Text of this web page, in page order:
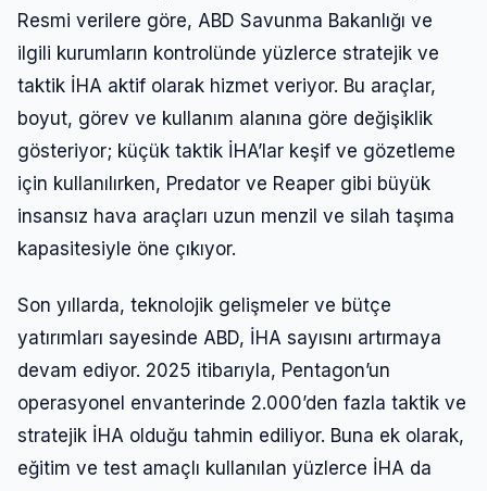
Resmi verilere göre, ABD Savunma Bakanlığı ve
ilgili kurumların kontrolünde yüzlerce stratejik ve
taktik İHA aktif olarak hizmet veriyor. Bu araçlar,
boyut, görev ve kullanım alanına göre değişiklik
gösteriyor; küçük taktik İHA’lar keşif ve gözetleme
için kullanılırken, Predator ve Reaper gibi büyük
insansız hava araçları uzun menzil ve silah taşıma
kapasitesiyle öne çıkıyor.
Son yıllarda, teknolojik gelişmeler ve bütçe
yatırımları sayesinde ABD, İHA sayısını artırmaya
devam ediyor. 2025 itibarıyla, Pentagon’un
operasyonel envanterinde 2.000’den fazla taktik ve
stratejik İHA olduğu tahmin ediliyor. Buna ek olarak,
eğitim ve test amaçlı kullanılan yüzlerce İHA da